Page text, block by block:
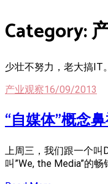
Category:
少壮不努力，老大搞IT
产业观察16/09/2013
“自媒体”概念
上周三，我们跟一个
叫”We, the Media”的